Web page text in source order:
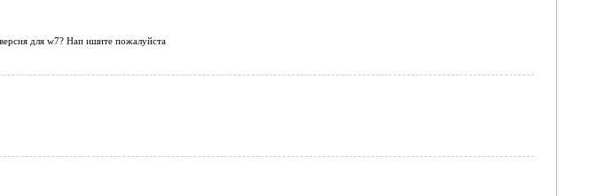
для w7? Нап ишите пожалуйста